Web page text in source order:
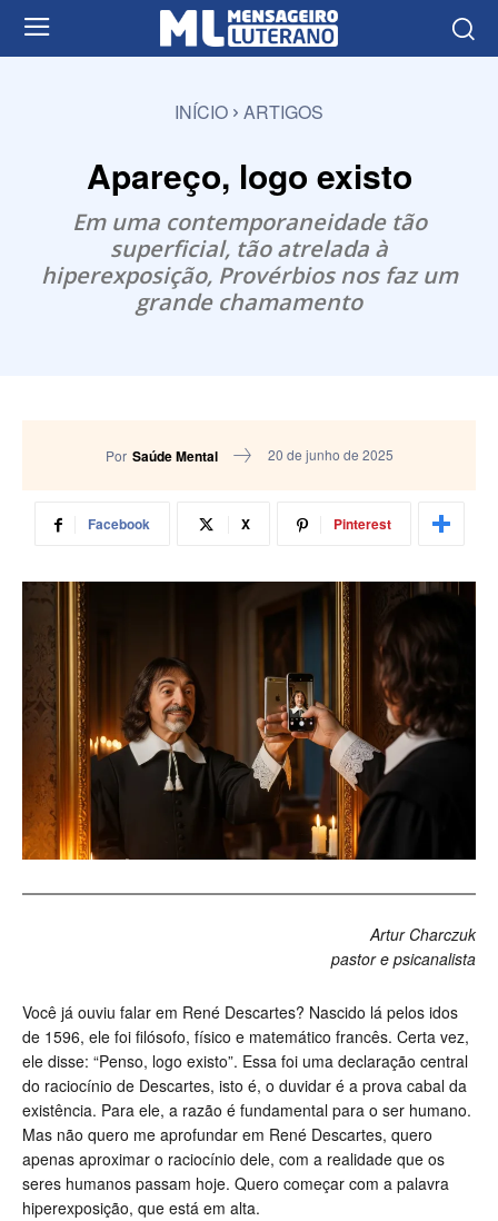
INÍCIO ARTIGOS
Apareço, logo existo
Em uma contemporaneidade tão
superficial, tão atrelada à
hiperexposição, Provérbios nos faz um
grande chamamento
Por Saúde Mental 20 de junho de 2025
Facebook X Pinterest
Artur Charczuk
pastor e psicanalista
Você já ouviu falar em René Descartes? Nascido lá pelos idos
de 1596, ele foi filósofo, físico e matemático francês. Certa vez,
ele disse: “Penso, logo existo”. Essa foi uma declaração central
do raciocínio de Descartes, isto é, o duvidar é a prova cabal da
existência. Para ele, a razão é fundamental para o ser humano.
Mas não quero me aprofundar em René Descartes, quero
apenas aproximar o raciocínio dele, com a realidade que os
seres humanos passam hoje. Quero começar com a palavra
hiperexposição, que está em alta.